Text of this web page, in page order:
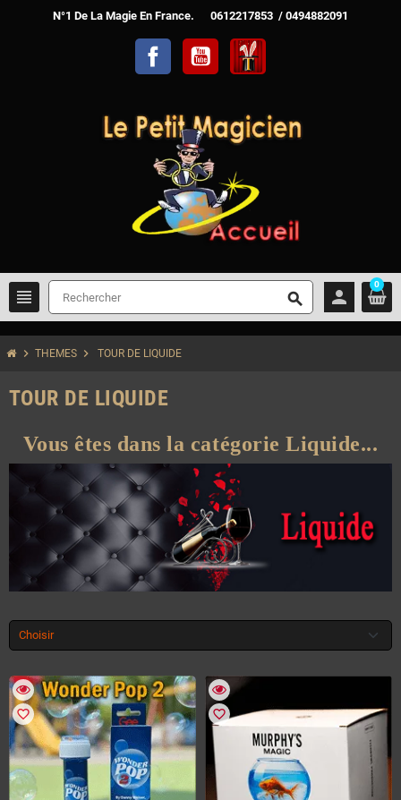
N°1 De La Magie En France. 0612217853 / 0494882091
Facebook YouTube
view_headline search person
0
chevron_right THEMES chevron_right TOUR DE LIQUIDE
TOUR DE LIQUIDE
Vous êtes dans la catégorie Liquide...
Choisir
favorite_border favorite_border